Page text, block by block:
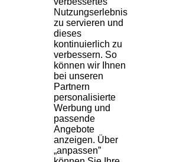
Nutzungserlebnis
zu servieren und
dieses
kontinuierlich zu
verbessern. So
können wir Ihnen
bei unseren
Partnern
personalisierte
Werbung und
passende
Angebote
anzeigen. Über
„anpassen”